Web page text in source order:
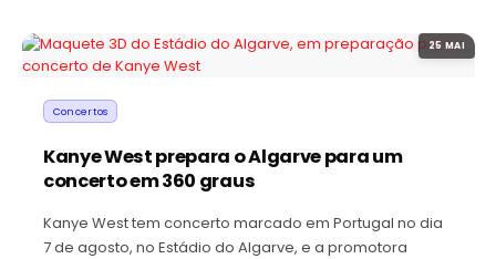
25 MAI
Concertos
Kanye West prepara o Algarve para um
concerto em 360 graus
Kanye West tem concerto marcado em Portugal no dia
7 de agosto, no Estádio do Algarve, e a promotora